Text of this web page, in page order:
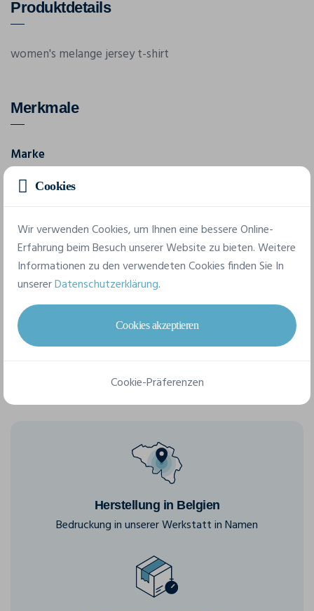
Produktdetails
women's melange jersey t-shirt
Merkmale
Marke
Continental
Referenz
STYLE N15
4 verfügbare Größen
M L
Herstellung in Belgien
Bedruckung in unserer Werkstatt in Namen
Cookies
Wir verwenden Cookies, um Ihnen eine bessere Online-
Erfahrung beim Besuch unserer Website zu bieten. Weitere
Informationen zu den verwendeten Cookies finden Sie In
unsererDatenschutzerklärung.
Cookies akzeptieren
Cookie-Präferenzen